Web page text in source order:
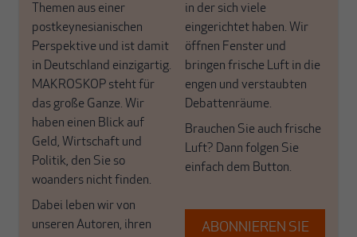
Themen aus einer
postkeynesianischen
Perspektive und ist damit
in Deutschland einzigartig.
MAKROSKOP steht für
das große Ganze. Wir
haben einen Blick auf
Geld, Wirtschaft und
Politik, den Sie so
woanders nicht finden.
Dabei leben wir von
unseren Autoren, ihren
in der sich viele
eingerichtet haben. Wir
öffnen Fenster und
bringen frische Luft in die
engen und verstaubten
Debattenräume.
Brauchen Sie auch frische
Luft? Dann folgen Sie
einfach dem Button.
ABONNIEREN SIE